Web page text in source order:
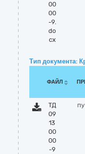
00
00
-9.
do
cx
Тип документа:
ФАЙЛ
ТД
09
13
00
00
-9